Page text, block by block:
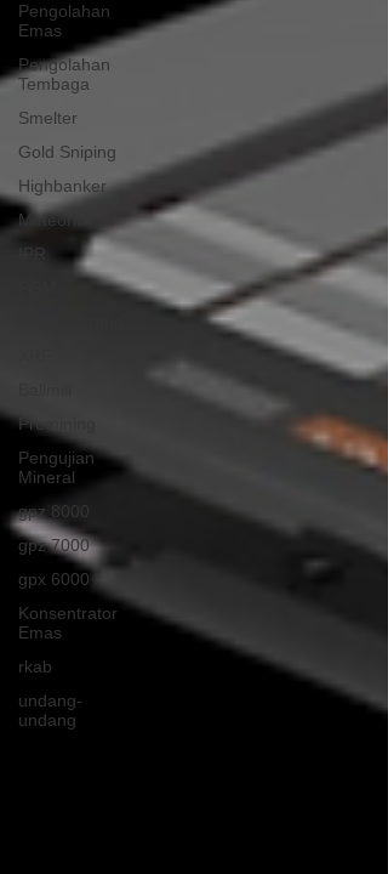
Pengolahan
Emas
Pengolahan
Tembaga
Smelter
Gold Sniping
Highbanker
Meteorit
IPR
Promining
Pengujian
Mineral
gpz 8000
gpz 7000
gpx 6000
Konsentrator
Emas
rkab
undang-
undang